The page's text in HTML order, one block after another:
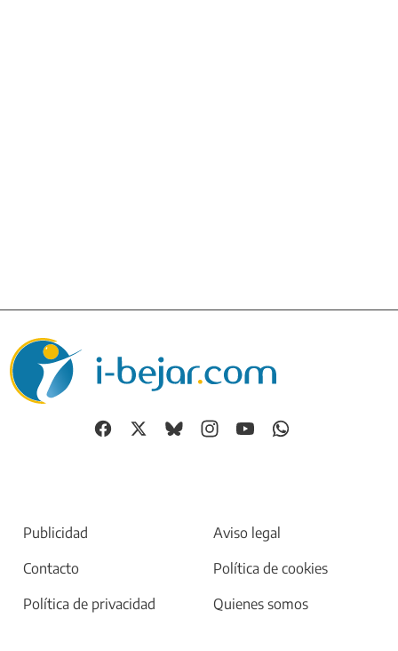
Publicidad
Aviso legal
Contacto
Política de cookies
Política de privacidad
Quienes somos